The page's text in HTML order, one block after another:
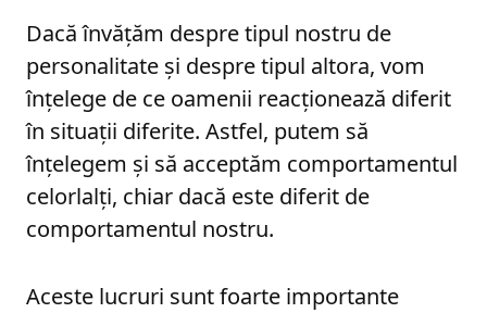
Dacă învățăm despre tipul nostru de
personalitate și despre tipul altora, vom
înțelege de ce oamenii reacționează diferit
în situații diferite. Astfel, putem să
înțelegem și să acceptăm comportamentul
celorlalți, chiar dacă este diferit de
comportamentul nostru.
Aceste lucruri sunt foarte importante